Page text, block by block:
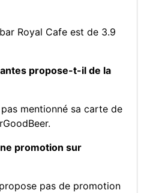
Royal Cafe est de 3.9
propose-t-il de la
mentionné sa carte de
promotion sur
pas de promotion